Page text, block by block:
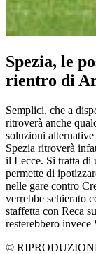
Spezia, le
rientro di
Semplici, che a
ritroverà anche
soluzioni
Spezia ritroverà
il Lecce. Si tratta di
permette di
nelle gare contro
verrebbe schierato
staffetta con Reca
resterebbero
©